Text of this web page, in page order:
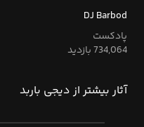
DJ Barbod
پادکست
734,064 بازدید
آثار بیشتر از دیجی باربد